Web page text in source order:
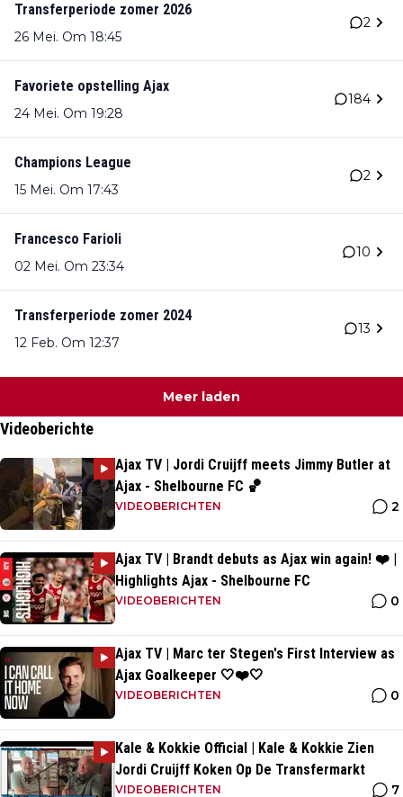
Transferperiode zomer 2026
26 Mei. Om 18:45
2
Favoriete opstelling Ajax
24 Mei. Om 19:28
184
Champions League
15 Mei. Om 17:43
2
Francesco Farioli
02 Mei. Om 23:34
10
Transferperiode zomer 2024
12 Feb. Om 12:37
13
Meer laden
Videoberichte
Ajax TV | Jordi Cruijff meets Jimmy Butler at
Ajax - Shelbourne FC 🏀
VIDEOBERICHTEN 2
Ajax TV | Brandt debuts as Ajax win again! ❤️ |
Highlights Ajax - Shelbourne FC
VIDEOBERICHTEN 0
Ajax TV | Marc ter Stegen's First Interview as
Ajax Goalkeeper 🤍❤️🤍
VIDEOBERICHTEN 0
Kale & Kokkie Official | Kale & Kokkie Zien
Jordi Cruijff Koken Op De Transfermarkt
VIDEOBERICHTEN 7